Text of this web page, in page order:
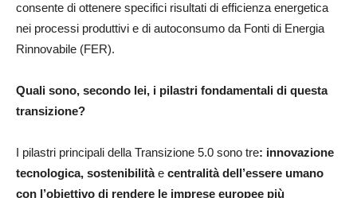
consente di ottenere specifici risultati di efficienza energetica
nei processi produttivi e di autoconsumo da Fonti di Energia
Rinnovabile (FER).
Quali sono, secondo lei, i pilastri fondamentali di questa
transizione?
I pilastri principali della Transizione 5.0 sono tre: innovazione
tecnologica, sostenibilitàe centralità dell’essere umano
con l’obiettivo di rendere le imprese europee più